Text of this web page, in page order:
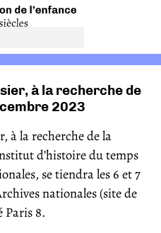
à la recherche de
2023
à la recherche de la
d’histoire du temps
se tiendra les 6 et 7
nationales (site de
Paris 8.